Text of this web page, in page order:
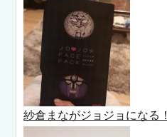
紗倉まながジョジョになる！